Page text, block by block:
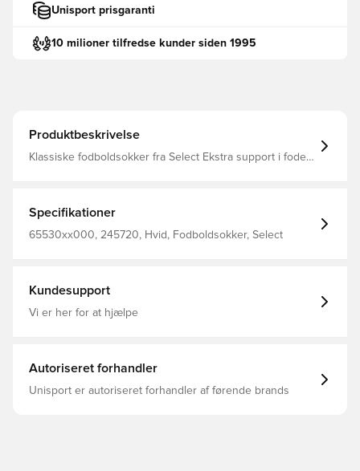
Unisport prisgaranti
10 milioner tilfredse kunder siden 1995
Produktbeskrivelse
Klassiske fodboldsokker fra Select Ekstra support i foden
Specifikationer
65530xx000, 245720, Hvid, Fodboldsokker, Select
Kundesupport
Vi er her for at hjælpe
Autoriseret forhandler
Unisport er autoriseret forhandler af førende brands